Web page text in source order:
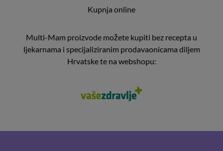
Kupnja online
Multi-Mam proizvode možete kupiti bez recepta u
ljekarnama i specijaliziranim prodavaonicama diljem
Hrvatske te na webshopu: